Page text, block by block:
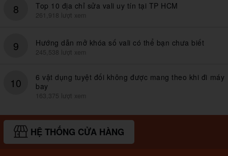
8 Top 10 địa chỉ sửa vali uy tín tại TP HCM
261,918 lượt xem
9 Hướng dẫn mở khóa số vali có thể bạn chưa biết
245,538 lượt xem
10
6 vật dụng tuyệt đối không được mang theo khi đi máy
bay
163,375 lượt xem
HỆ THỐNG CỬA HÀNG